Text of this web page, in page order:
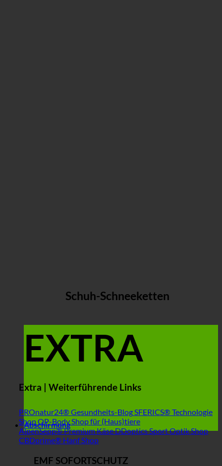
Schuh-Schneeketten
EXTRA
Extra | Weiterführende Links
PROnatur24® Gesundheits-Blog SFERICS® Technologie
ShopOP-Body Shop für (Haus)tiere
AlpenSepp® Premium KäseDDoptics Sport Optik Shop
CBDprime® Hanf Shop
Abschirmung
EMF SOFORTSCHUTZ